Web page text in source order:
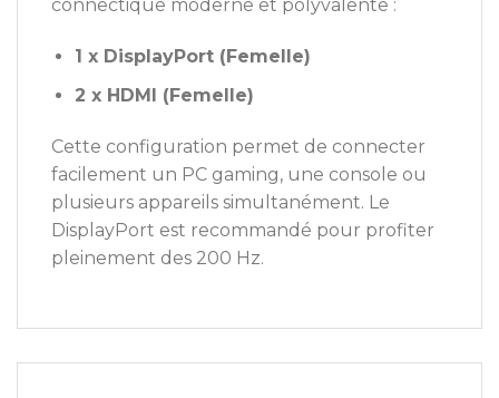
connectique moderne et polyvalente :
1 x DisplayPort (Femelle)
2 x HDMI (Femelle)
Cette configuration permet de connecter
facilement un PC gaming, une console ou
plusieurs appareils simultanément. Le
DisplayPort est recommandé pour profiter
pleinement des 200 Hz.